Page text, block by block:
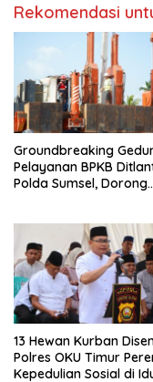
Rekomendasi
Groundbreaking
Pelayanan BPKB
Polda Sumsel, Dorong
13 Hewan Kurban
Polres OKU Timur
Kepedulian Sosial di